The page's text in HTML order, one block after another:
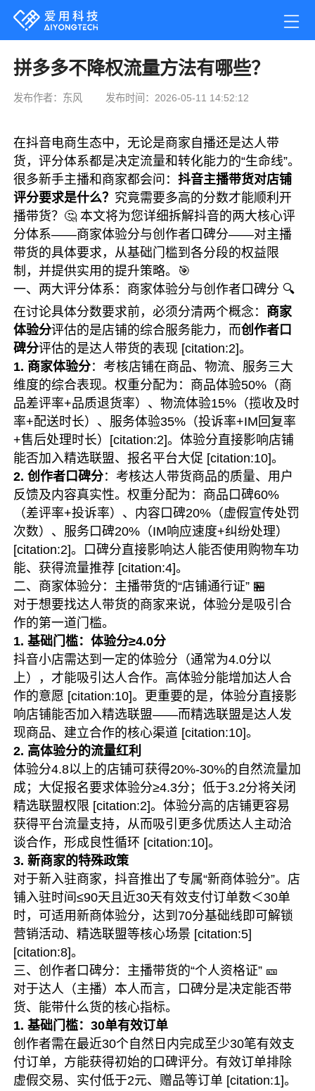
拼多多不降权流量方法有哪些？
发布作者：东风 发布时间：2026-05-11 14:52:12
在抖音电商生态中，无论是商家自播还是达人带
货，评分体系都是决定流量和转化能力的“生命线”。
很多新手主播和商家都会问：抖音主播带货对店铺
评分要求是什么？ 究竟需要多高的分数才能顺利开
播带货？🤔 本文将为您详细拆解抖音的两大核心评
分体系——商家体验分与创作者口碑分——对主播
带货的具体要求，从基础门槛到各分段的权益限
制，并提供实用的提升策略。🎯
一、两大评分体系：商家体验分与创作者口碑分 🔍
在讨论具体分数要求前，必须分清两个概念： 商家
体验分评估的是店铺的综合服务能力，而创作者口
碑分评估的是达人带货的表现 [citation:2]。
1. 商家体验分：考核店铺在商品、物流、服务三大
维度的综合表现。权重分配为：商品体验50%（商
品差评率+品质退货率）、物流体验15%（揽收及时
率+配送时长）、服务体验35%（投诉率+IM回复率
+售后处理时长）[citation:2]。体验分直接影响店铺
能否加入精选联盟、报名平台大促 [citation:10]。
2. 创作者口碑分：考核达人带货商品的质量、用户
反馈及内容真实性。权重分配为：商品口碑60%
（差评率+投诉率）、内容口碑20%（虚假宣传处罚
次数）、服务口碑20%（IM响应速度+纠纷处理）
[citation:2]。口碑分直接影响达人能否使用购物车功
能、获得流量推荐 [citation:4]。
二、商家体验分：主播带货的“店铺通行证” 🏪
对于想要找达人带货的商家来说，体验分是吸引合
作的第一道门槛。
1. 基础门槛：体验分≥4.0分
抖音小店需达到一定的体验分（通常为4.0分以
上），才能吸引达人合作。高体验分能增加达人合
作的意愿 [citation:10]。更重要的是，体验分直接影
响店铺能否加入精选联盟——而精选联盟是达人发
现商品、建立合作的核心渠道 [citation:10]。
2. 高体验分的流量红利
体验分4.8以上的店铺可获得20%-30%的自然流量加
成；大促报名要求体验分≥4.3分；低于3.2分将关闭
精选联盟权限 [citation:2]。体验分高的店铺更容易
获得平台流量支持，从而吸引更多优质达人主动洽
谈合作，形成良性循环 [citation:10]。
3. 新商家的特殊政策
对于新入驻商家，抖音推出了专属“新商体验分”。店
铺入驻时间≤90天且近30天有效支付订单数＜30单
时，可适用新商体验分，达到70分基础线即可解锁
营销活动、精选联盟等核心场景 [citation:5]
[citation:8]。
三、创作者口碑分：主播带货的“个人资格证” 🎫
对于达人（主播）本人而言，口碑分是决定能否带
货、能带什么货的核心指标。
1. 基础门槛：30单有效订单
创作者需在最近30个自然日内完成至少30笔有效支
付订单，方能获得初始的口碑评分。有效订单排除
虚假交易、实付低于2元、赠品等订单 [citation:1]。